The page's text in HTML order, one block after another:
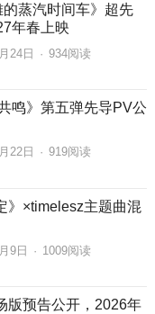
的蒸汽时间车》超先
年春上映
24日 · 934阅读
鸣》第五弹先导PV公
22日 · 919阅读
》×timelesz主题曲混
9日 · 1009阅读
版预告公开，2026年